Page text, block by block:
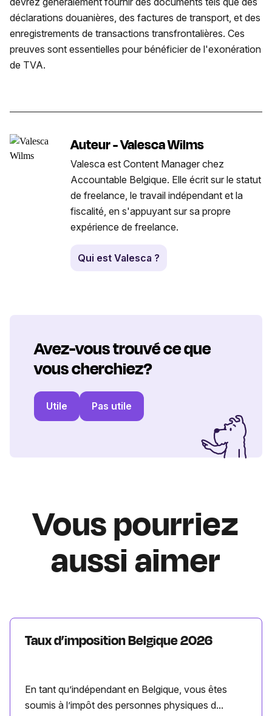
déclarations douanières, des factures de transport, et des
enregistrements de transactions transfrontalières. Ces
preuves sont essentielles pour bénéficier de l'exonération
de TVA.
Auteur - Valesca Wilms
Valesca est Content Manager chez
Accountable Belgique. Elle écrit sur le statut
de freelance, le travail indépendant et la
fiscalité, en s'appuyant sur sa propre
expérience de freelance.
Qui est Valesca ?
Avez-vous trouvé ce que
vous cherchiez?
Utile Pas utile
Vous pourriez
aussi aimer
Taux d’imposition Belgique 2026
En tant qu’indépendant en Belgique, vous êtes
soumis à l’impôt des personnes physiques d...